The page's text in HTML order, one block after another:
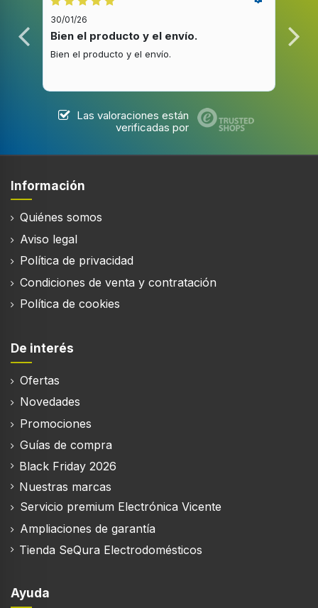
30/01/26
Bien el producto y el envío.
Bien el producto y el envío.
Las valoraciones están
verificadas por
Información
Quiénes somos
Aviso legal
Política de privacidad
Condiciones de venta y contratación
Política de cookies
De interés
Ofertas
Novedades
Promociones
Guías de compra
Black Friday 2026
Nuestras marcas
Servicio premium Electrónica Vicente
Ampliaciones de garantía
Tienda SeQura Electrodomésticos
Ayuda